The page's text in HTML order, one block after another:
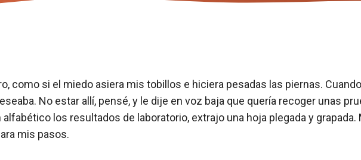
como si el miedo asiera mis tobillos e hiciera pesadas las piernas.
No estar allí, pensé, y le dije en voz baja que quería recoger unas
los resultados de laboratorio, extrajo una hoja plegada y
mis pasos.